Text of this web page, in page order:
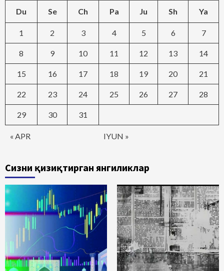
Du Se Ch Pa Ju Sh Ya
« APR IYUN »
1 2 3 4 5 6 7
8 9 10 11 12 13 14
15 16 17 18 19 20 21
22 23 24 25 26 27 28
29 30 31
Сизни қизиқтирган янгиликлар